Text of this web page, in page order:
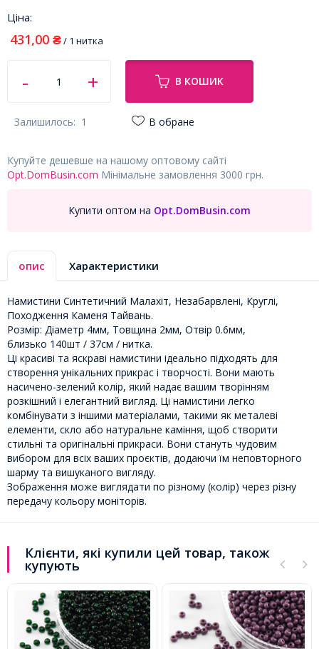
Ціна:
431,00 ₴/ 1 нитка
В КОШИК
Залишилось: 1 В обране
Купуйте дешевше на нашому оптовому сайті
Opt.DomBusin.com Мінімальне замовлення 3000 грн.
Купити оптом на Opt.DomBusin.com
опис Характеристики
Намистини Синтетичний Малахіт, Незабарвлені, Круглі,
Походження Каменя Тайвань.
Розмір: Діаметр 4мм, Товщина 2мм, Отвір 0.6мм,
близько 140шт / 37см / нитка.
Ці красиві та яскраві намистини ідеально підходять для
створення унікальних прикрас і творчості. Вони мають
насичено-зелений колір, який надає вашим творінням
розкішний і елегантний вигляд. Ці намистини легко
комбінувати з іншими матеріалами, такими як металеві
елементи, скло або натуральне каміння, щоб створити
стильні та оригінальні прикраси. Вони стануть чудовим
вибором для всіх ваших проєктів, додаючи їм неповторного
шарму та вишуканого вигляду.
Зображення може виглядати по різному (колір) через різну
передачу кольору моніторів.
Клієнти, які купили цей товар, також
купують